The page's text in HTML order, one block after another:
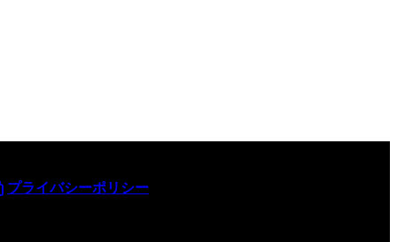
プライバシーポリシー